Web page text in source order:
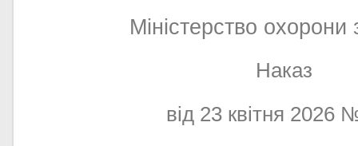
Міністерство охорони
Наказ
від 23 квітня 2026